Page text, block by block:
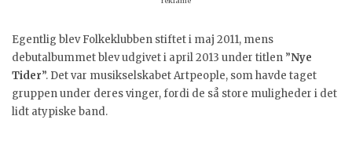
Egentlig blev Folkeklubben stiftet i maj 2011, mens
debutalbummet blev udgivet i april 2013 under titlen ”Nye
Tider”. Det var musikselskabet Artpeople, som havde taget
gruppen under deres vinger, fordi de så store muligheder i det
lidt atypiske band.